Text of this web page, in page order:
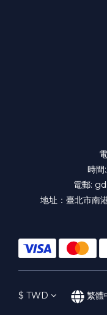
時
電郵:
地址：臺北市南
$ TWD 繁體